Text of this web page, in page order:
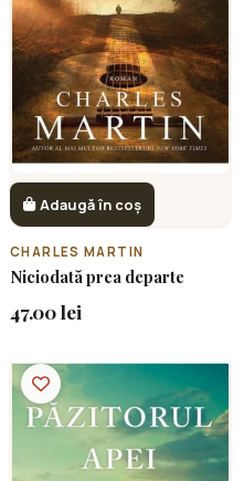
Adaugă în coș
CHARLES MARTIN
Niciodată prea departe
47.00 lei